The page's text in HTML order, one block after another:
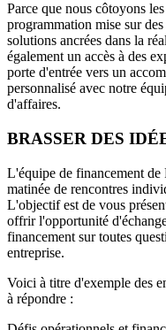
Parce que nous côtoyons
programmation mise sur
solutions ancrées dans la
également un accès à des
porte d'entrée vers un
personnalisé avec notre
d'affaires.
BRASSER DES
L'équipe de financement
matinée de rencontres
L'objectif est de vous
offrir l'opportunité
financement sur toutes
entreprise.
Voici à titre d'exemple des
à répondre :